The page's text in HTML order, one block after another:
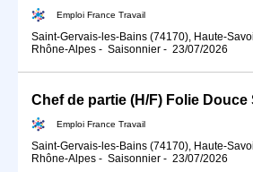
Emploi France Travail
Saint-Gervais-les-Bains (74170), Haute-
Rhône-Alpes - Saisonnier - 23/07/2026
Chef de partie (H/F) Folie Douce
Emploi France Travail
Saint-Gervais-les-Bains (74170), Haute-
Rhône-Alpes - Saisonnier - 23/07/2026